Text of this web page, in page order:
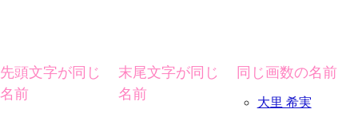
先頭文字が同じ
名前
末尾文字が同じ
名前
同じ画数の名前
大里 希実